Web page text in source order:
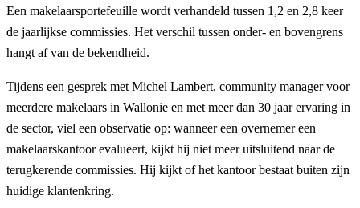
Een makelaarsportefeuille wordt verhandeld tussen 1,2 en 2,8 keer
de jaarlijkse commissies. Het verschil tussen onder- en bovengrens
hangt af van de bekendheid.
Tijdens een gesprek met Michel Lambert, community manager voor
meerdere makelaars in Wallonie en met meer dan 30 jaar ervaring in
de sector, viel een observatie op: wanneer een overnemer een
makelaarskantoor evalueert, kijkt hij niet meer uitsluitend naar de
terugkerende commissies. Hij kijkt of het kantoor bestaat buiten zijn
huidige klantenkring.